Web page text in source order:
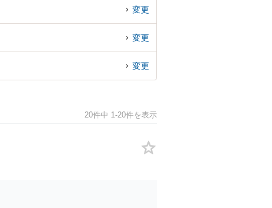
変更
変更
変更
20件中 1-20件を表示